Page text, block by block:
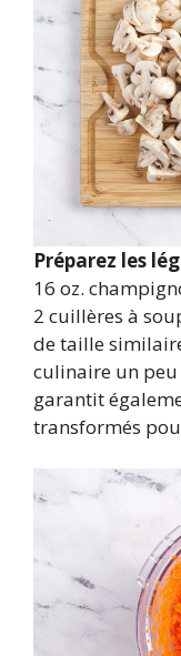
Préparez les
16 oz.
2 cuillères à
de taille
culinaire un
garantit
transformés